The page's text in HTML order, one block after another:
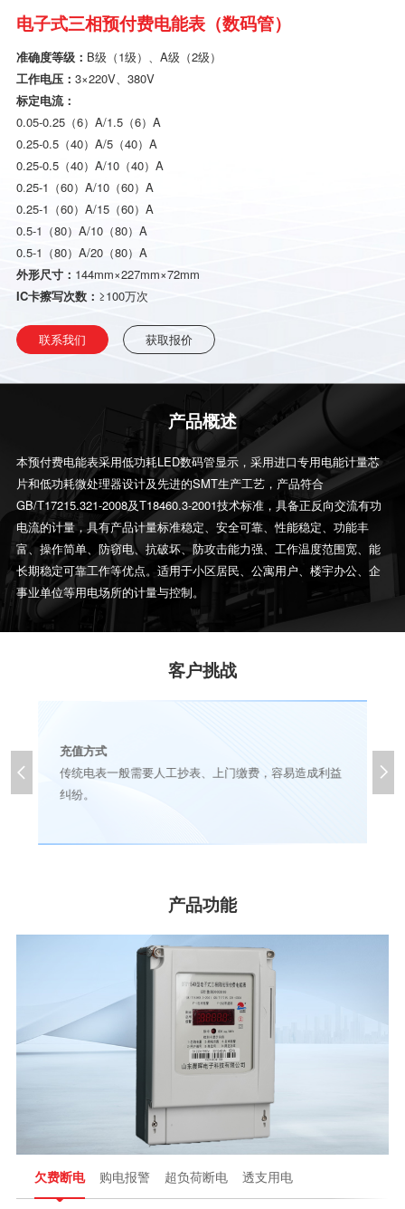
电子式三相预付费电能表（数码管）
准确度等级： B级（1级）、A级（2级）
工作电压： 3×220V、380V
标定电流：
0.05-0.25（6）A/1.5（6）A
0.25-0.5（40）A/5（40）A
0.25-0.5（40）A/10（40）A
0.25-1（60）A/10（60）A
0.25-1（60）A/15（60）A
0.5-1（80）A/10（80）A
0.5-1（80）A/20（80）A
外形尺寸： 144mm×227mm×72mm
IC卡擦写次数： ≥100万次
联系我们 获取报价
产品概述
本预付费电能表采用低功耗LED数码管显示，采用进口专用电能计量芯
片和低功耗微处理器设计及先进的SMT生产工艺，产品符合
GB/T17215.321-2008及T18460.3-2001技术标准，具备正反向交流有功
电流的计量，具有产品计量标准稳定、安全可靠、性能稳定、功能丰
富、操作简单、防窃电、抗破坏、防攻击能力强、工作温度范围宽、能
长期稳定可靠工作等优点。适用于小区居民、公寓用户、楼宇办公、企
事业单位等用电场所的计量与控制。
客户挑战
充值方式
传统电表一般需要人工抄表、上门缴费，容易造成利益
纠纷。


产品功能
欠费断电 购电报警 超负荷断电 透支用电